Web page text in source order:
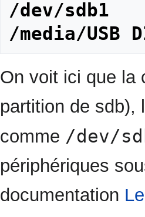
/dev/sdb1
/media/USB
On voit ici que
partition de sdb),
comme /dev/
périphériques
documentation